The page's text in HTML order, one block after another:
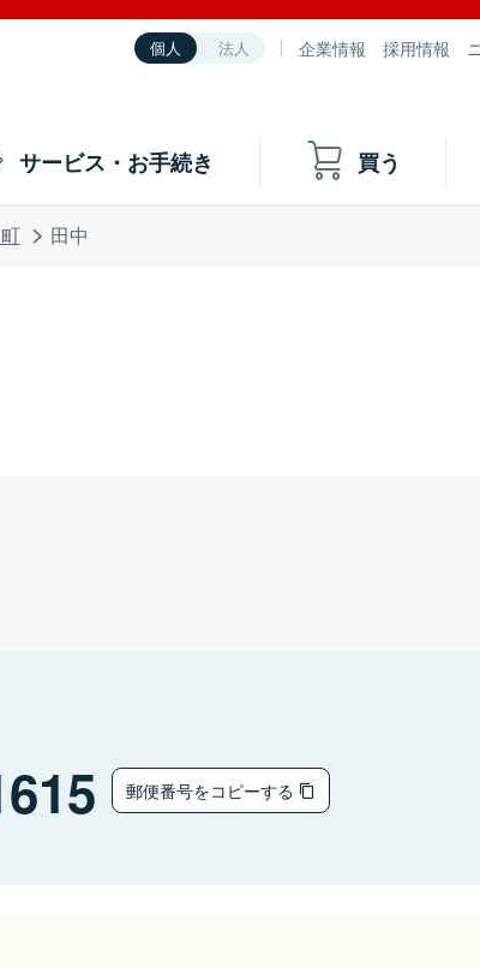
個人 法人 企業情報 採用情報
サービス・お手続き 買う
田中
郵便番号をコピーする